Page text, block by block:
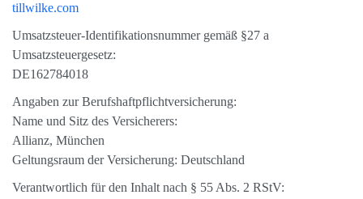
tillwilke.com
Umsatzsteuer-Identifikationsnummer gemäß §27 a
Umsatzsteuergesetz:
DE162784018
Angaben zur Berufshaftpflichtversicherung:
Name und Sitz des Versicherers:
Allianz, München
Geltungsraum der Versicherung: Deutschland
Verantwortlich für den Inhalt nach § 55 Abs. 2 RStV: